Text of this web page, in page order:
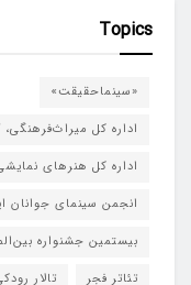
Topics
«سینماحقیقت»
اداره کل
اداره کل هنرهای
انجمن سینمای جوانان
بیستمین جشنواره
تئاتر فجر
تالار